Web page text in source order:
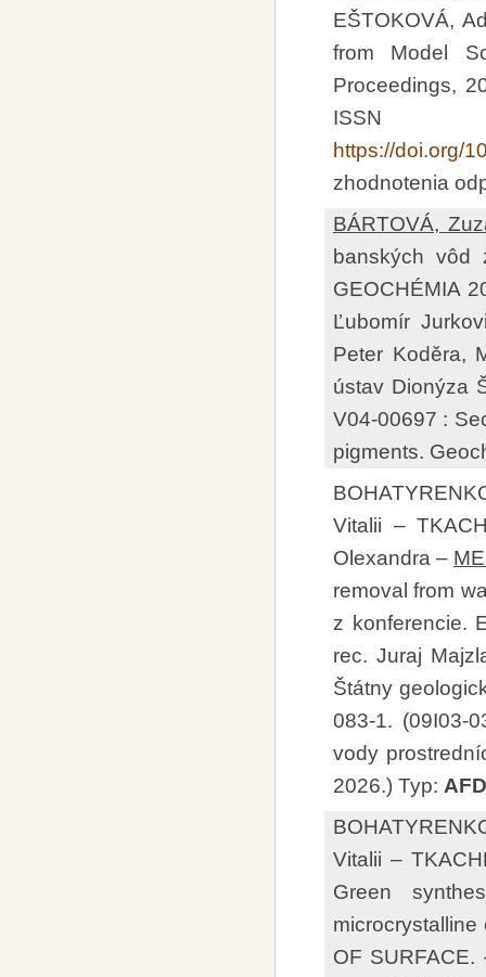
EŠTOKOVÁ,
from Model
Proceedings,
ISSN
https://doi.org/
zhodnotenia
BÁRTOVÁ,
banských vôd
GEOCHÉMIA
Ľubomír
Peter Koděra,
ústav Dionýza
V04-00697 :
pigments.
Vitalii –
Olexandra –
removal from
z konferencie.
rec. Juraj
Štátny
083-1. (09I03-
vody
2026.) Typ: AFD
Vitalii –
Green
microcrystalline
OF